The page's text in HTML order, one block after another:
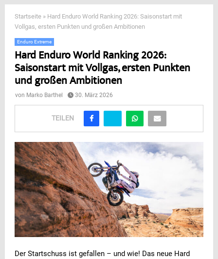
MENU
Startseite » Hard Enduro World Ranking 2026: Saisonstart mit
Vollgas, ersten Punkten und großen Ambitionen
Enduro Extreme
Hard Enduro World Ranking 2026:
Saisonstart mit Vollgas, ersten Punkten
und großen Ambitionen
von Marko Barthel 30. März 2026
TEILEN
Der Startschuss ist gefallen – und wie! Das neue Hard